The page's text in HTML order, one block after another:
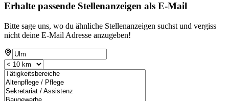
Erhalte passende Stellenanzeigen als E-Mail
Bitte sage uns, wo du ähnliche Stellenanzeigen suchst und vergiss
nicht deine E-Mail Adresse anzugeben!